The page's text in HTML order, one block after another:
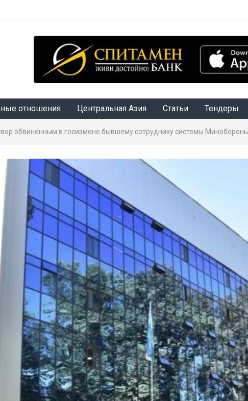
отношения Центральная Азия Статьи Тендеры
обвинённым в госизмене бывшему сотруднику системы Минобороны